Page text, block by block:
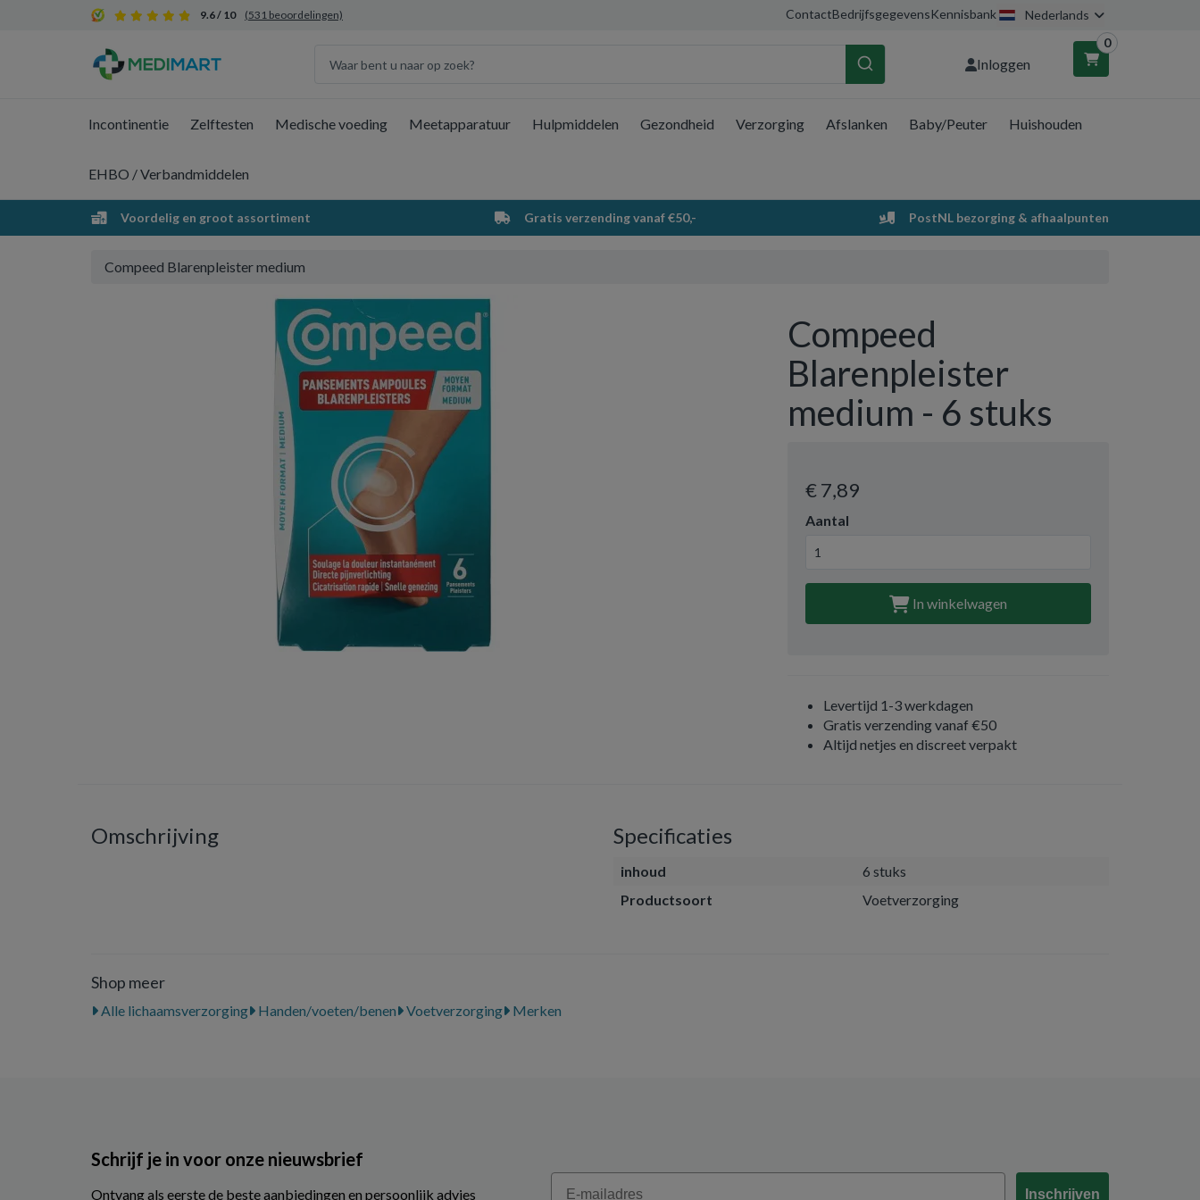
9.6 / 10 (531 beoordelingen) ContactBedrijfsgegevensKennisbank Nederlands
Inloggen
0
Winkelwagen
Uw winkelwagen is leeg.
Vul hem met producten.
Incontinentie Zelftesten Medische voeding Meetapparatuur Hulpmiddelen Gezondheid Verzorging Afslanken Baby/Peuter Huishouden
EHBO / Verbandmiddelen
Voordelig en groot assortiment Gratis verzending vanaf €50,- PostNL bezorging & afhaalpunten
Compeed Blarenpleister medium
Compeed
Blarenpleister
medium - 6 stuks
€ 7,89
Aantal
In winkelwagen
Levertijd 1-3 werkdagen
Gratis verzending vanaf €50
Altijd netjes en discreet verpakt
Omschrijving Specificaties
inhoud
6 stuks
Productsoort
Voetverzorging
Shop meer
Alle lichaamsverzorging Handen/voeten/benen Voetverzorging Merken
Schrijf je in voor onze nieuwsbrief
Ontvang als eerste de beste aanbiedingen en persoonlijk advies
Email
Inschrijven